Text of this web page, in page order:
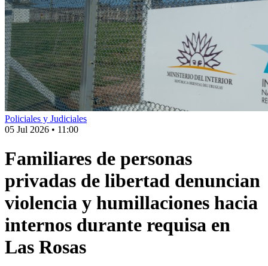
Policiales y Judiciales
05 Jul 2026 • 11:00
Familiares de personas
privadas de libertad denuncian
violencia y humillaciones hacia
internos durante requisa en
Las Rosas